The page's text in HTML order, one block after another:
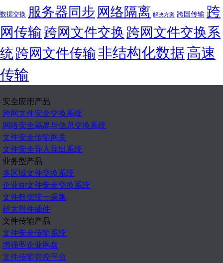
数据交换 服务器同步网络隔离 解决方案 跨国传输 跨
网传输跨网文件交换跨网文件交换系
统跨网文件传输非结构化数据高速
传输
安全应用产品
跨网文件安全交换系统
网络安全隔离与信息交换系统
文件安全传输网关
文件安全导入导出系统
业务型产品
多区域文件交换系统
企业间文件安全交换系统
文件数据统一采集
超大附件插件
文件传输产品
文件安全传输系统
增强型企业网盘
文件传输管控平台